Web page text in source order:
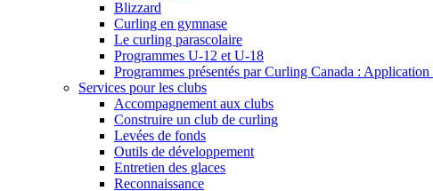
Blizzard
Curling en gymnase
Le curling parascolaire
Programmes U-12 et U-18
Programmes présentés par Curling Canada :
Services pour les clubs
Accompagnement aux clubs
Construire un club de curling
Levées de fonds
Outils de développement
Entretien des glaces
Reconnaissance